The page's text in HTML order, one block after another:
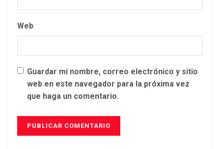
Web
Guardar mi nombre, correo electrónico y sitio
web en este navegador para la próxima vez
que haga un comentario.